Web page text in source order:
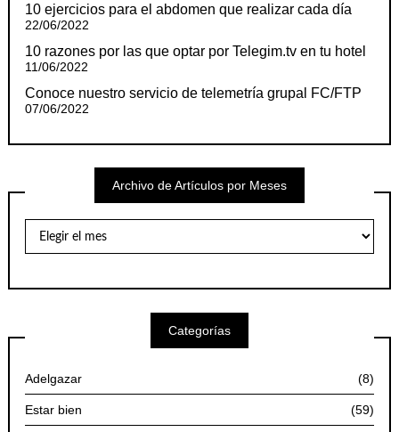
10 ejercicios para el abdomen que realizar cada día
22/06/2022
10 razones por las que optar por Telegim.tv en tu hotel
11/06/2022
Conoce nuestro servicio de telemetría grupal FC/FTP
07/06/2022
Archivo de Artículos por Meses
Artículos
Categorías
Adelgazar (8)
Estar bien (59)